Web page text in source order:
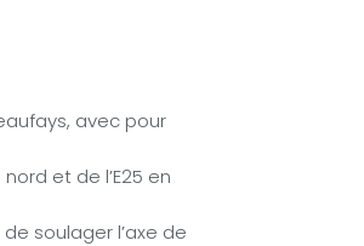
avec pour
et de l’E25 en
soulager l’axe de